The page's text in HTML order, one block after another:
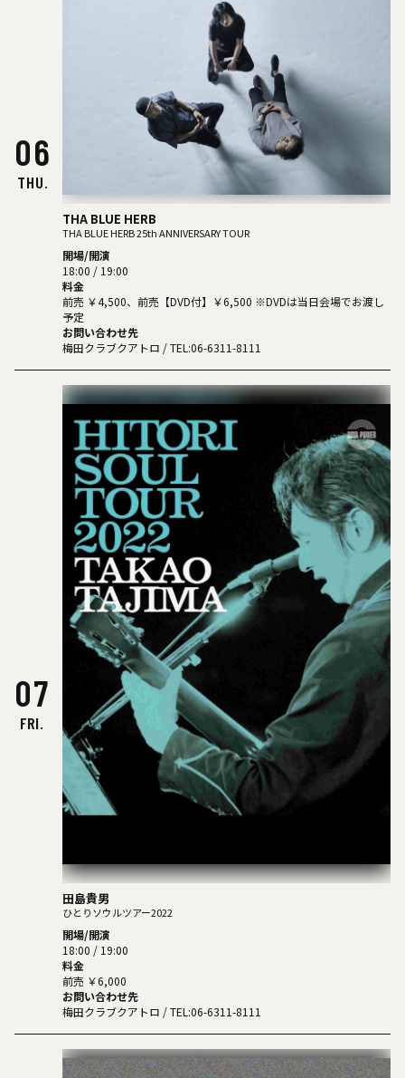
06
THU.
THA BLUE HERB
THA BLUE HERB 25th ANNIVERSARY TOUR
開場/開演
18:00 / 19:00
料金
前売 ￥4,500、前売【DVD付】￥6,500 ※DVDは当日会場でお渡し
予定
お問い合わせ先
梅田クラブクアトロ / TEL:06-6311-8111
07
FRI.
田島貴男
ひとりソウルツアー2022
開場/開演
18:00 / 19:00
料金
前売 ￥6,000
お問い合わせ先
梅田クラブクアトロ / TEL:06-6311-8111